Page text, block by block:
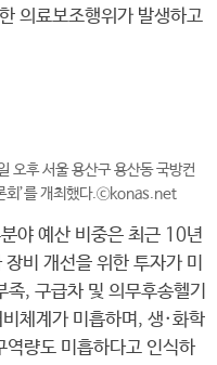
의료보조행위가 발생하고
오후 서울 용산구 용산동 국방컨
회’를 개최했다.ⓒkonas.net
야 예산 비중은 최근 10년
비 개선을 위한 투자가 미
, 구급차 및 의무후송헬기
체계가 미흡하며, 생·화학
역량도 미흡하다고 인식하